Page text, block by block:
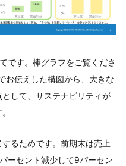
です。棒グラフをご覧くださ
お伝えした構図から、大きな
して、サステナビリティが
るためです。前期末は売上
ーセント減少して9パーセン